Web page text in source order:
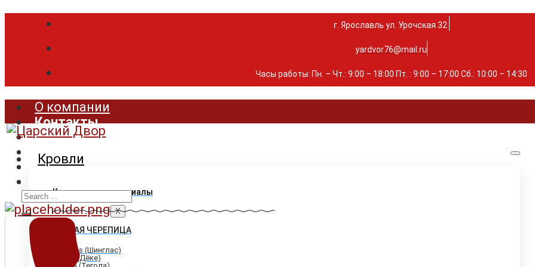
г. Ярославль ул. Урочская 32 ⁣⁣⁣⁣
yardvor76@mail.ru
Часы работы: Пн. – Чт.: 9:00 – 18:00 Пт. : 9:00 – 17:00 Сб.: 10:00 – 14:30
О компании
Контакты
Продукция
Цены
Доставка
X
Кровли
Кровельные материалы
ГИБКАЯ ЧЕРЕПИЦА
Shinglas (Шинглас)
Döcke (Дёке)
Tegola (Тегола)
Search
for: